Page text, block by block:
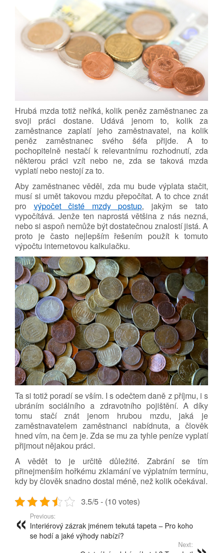
Hrubá mzda totiž neříká, kolik peněz zaměstnanec za
svoji práci dostane. Udává jenom to, kolik za
zaměstnance zaplatí jeho zaměstnavatel, na kolik
peněz zaměstnanec svého šéfa přijde. A to
pochopitelně nestačí k relevantnímu rozhodnutí, zda
některou práci vzít nebo ne, zda se taková mzda
vyplatí nebo nestojí za to.
Aby zaměstnanec věděl, zda mu bude výplata stačit,
musí si umět takovou mzdu přepočítat. A to chce znát
pro výpočet čisté mzdy postup, jakým se tato
vypočítává. Jenže ten naprostá většina z nás nezná,
nebo si aspoň nemůže být dostatečnou znalostí jistá. A
proto je často nejlepším řešením použít k tomuto
výpočtu internetovou kalkulačku.
Ta si totiž poradí se vším. I s odečtem daně z příjmu, i s
ubráním sociálního a zdravotního pojištění. A díky
tomu stačí znát jenom hrubou mzdu, jaká je
zaměstnavatelem zaměstnanci nabídnuta, a člověk
hned vím, na čem je. Zda se mu za tyhle peníze vyplatí
přijmout nějakou práci.
A vědět to je určitě důležité. Zabrání se tím
přinejmenším hořkému zklamání ve výplatním termínu,
kdy by člověk snadno dostal méně, než kolik očekával.
3.5/5 - (10 votes)
Previous:
Interiérový zázrak jménem tekutá tapeta – Pro koho
se hodí a jaké výhody nabízí?
Next: